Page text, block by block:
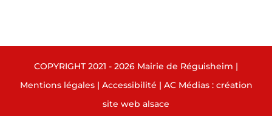
COPYRIGHT 2021 - 2026 Mairie de Réguisheim |
Mentions légales| Accessibilité | AC Médias : création
site web alsace